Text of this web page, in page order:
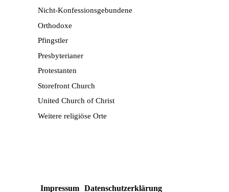
Nicht-Konfessionsgebundene
Orthodoxe
Pfingstler
Presbyterianer
Protestanten
Storefront Church
United Church of Christ
Weitere religiöse Orte
Impressum Datenschutzerklärung